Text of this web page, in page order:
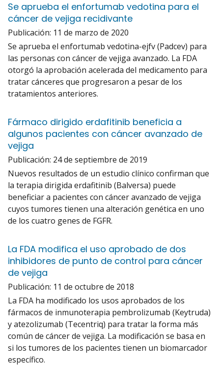
Se aprueba el enfortumab vedotina para el
cáncer de vejiga recidivante
Publicación: 11 de marzo de 2020
Se aprueba el enfortumab vedotina-ejfv (Padcev) para
las personas con cáncer de vejiga avanzado. La FDA
otorgó la aprobación acelerada del medicamento para
tratar cánceres que progresaron a pesar de los
tratamientos anteriores.
Fármaco dirigido erdafitinib beneficia a
algunos pacientes con cáncer avanzado de
vejiga
Publicación: 24 de septiembre de 2019
Nuevos resultados de un estudio clínico confirman que
la terapia dirigida erdafitinib (Balversa) puede
beneficiar a pacientes con cáncer avanzado de vejiga
cuyos tumores tienen una alteración genética en uno
de los cuatro genes de FGFR.
La FDA modifica el uso aprobado de dos
inhibidores de punto de control para cáncer
de vejiga
Publicación: 11 de octubre de 2018
La FDA ha modificado los usos aprobados de los
fármacos de inmunoterapia pembrolizumab (Keytruda)
y atezolizumab (Tecentriq) para tratar la forma más
común de cáncer de vejiga. La modificación se basa en
si los tumores de los pacientes tienen un biomarcador
específico.